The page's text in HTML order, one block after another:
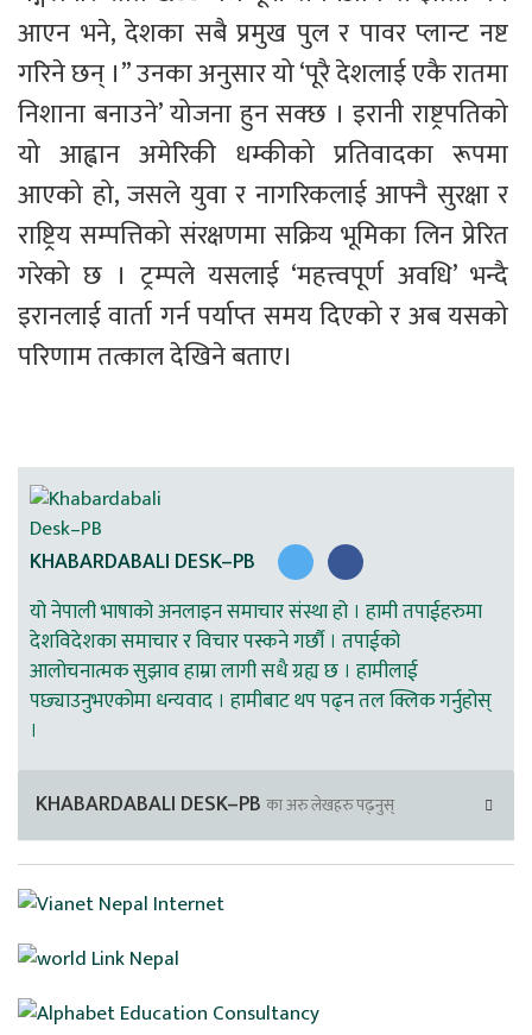
आएन भने, देशका सबै प्रमुख पुल र पावर प्लान्ट नष्ट
गरिने छन् ।” उनका अनुसार यो ‘पूरै देशलाई एकै रातमा
निशाना बनाउने’ योजना हुन सक्छ । इरानी राष्ट्रपतिको
यो आह्वान अमेरिकी धम्कीको प्रतिवादका रूपमा
आएको हो, जसले युवा र नागरिकलाई आफ्नै सुरक्षा र
राष्ट्रिय सम्पत्तिको संरक्षणमा सक्रिय भूमिका लिन प्रेरित
गरेको छ । ट्रम्पले यसलाई ‘महत्त्वपूर्ण अवधि’ भन्दै
इरानलाई वार्ता गर्न पर्याप्त समय दिएको र अब यसको
परिणाम तत्काल देखिने बताए।
KHABARDABALI DESK–PB
यो नेपाली भाषाको अनलाइन समाचार संस्था हो । हामी तपाईहरुमा
देशविदेशका समाचार र विचार पस्कने गर्छौ । तपाईको
आलोचनात्मक सुझाव हाम्रा लागी सधै ग्रह्य छ । हामीलाई
पछ्याउनुभएकोमा धन्यवाद । हामीबाट थप पढ्न तल क्लिक गर्नुहोस्
।
KHABARDABALI DESK–PB का अरु लेखहरु पढ्नुस्